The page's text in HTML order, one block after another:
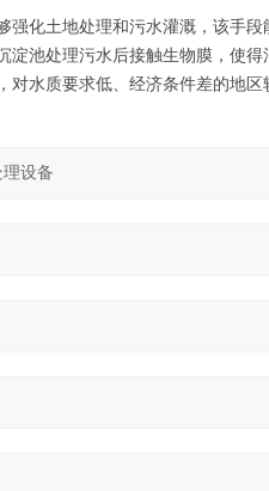
强化土地处理和污水灌溉，该手
淀池处理污水后接触生物膜，使
水质要求低、经济条件差的地区